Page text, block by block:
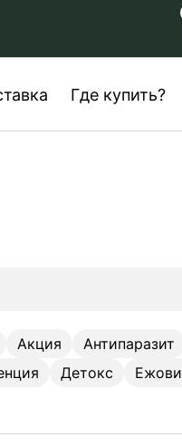
Где купить?
Акция Антипаразит
Детокс